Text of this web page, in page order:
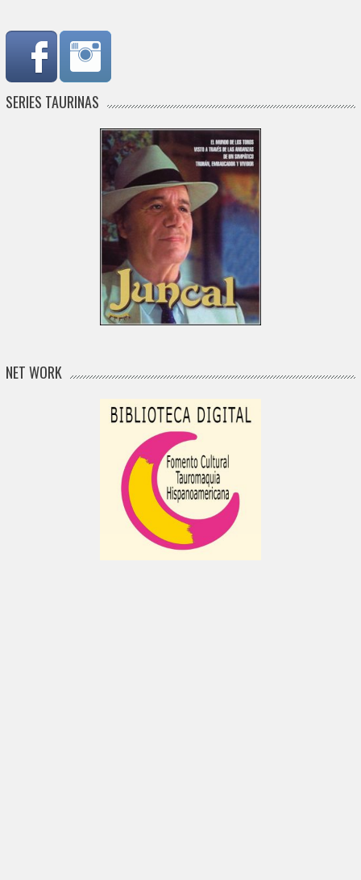
SERIES TAURINAS
NET WORK